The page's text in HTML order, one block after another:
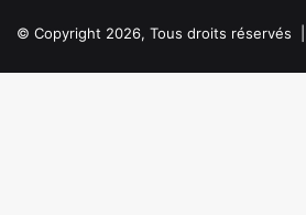
© Copyright 2026, Tous droits réservés |